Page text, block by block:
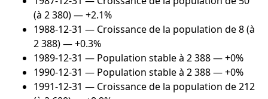
(à 2 380) — +2.1%
1988-12-31 — Croissance de la population de 8 (à
2 388) — +0.3%
1989-12-31 — Population stable à 2 388 — +0%
1990-12-31 — Population stable à 2 388 — +0%
1991-12-31 — Croissance de la population de 212